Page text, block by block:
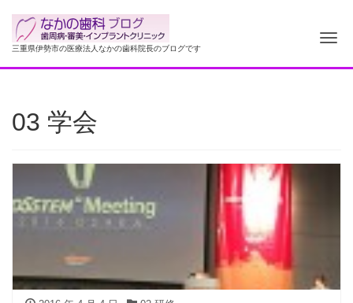
三重県伊勢市の医療法人なかの歯科院長のブログです ナ
03 学会